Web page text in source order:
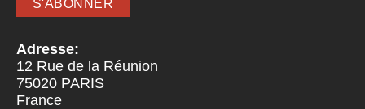
Adresse:
12 Rue de la Réunion
75020 PARIS
France